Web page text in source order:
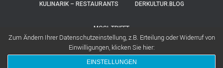
KULINARIK – RESTAURANTS DERKULTUR.BLOG
MOSI-TRIFFT
Hestia | Entwickelt vonThemeIsle
Zum Ändern Ihrer Datenschutzeinstellung, z.B. Erteilung oder Widerruf von
Einwilligungen, klicken Sie hier:
EINSTELLUNGEN